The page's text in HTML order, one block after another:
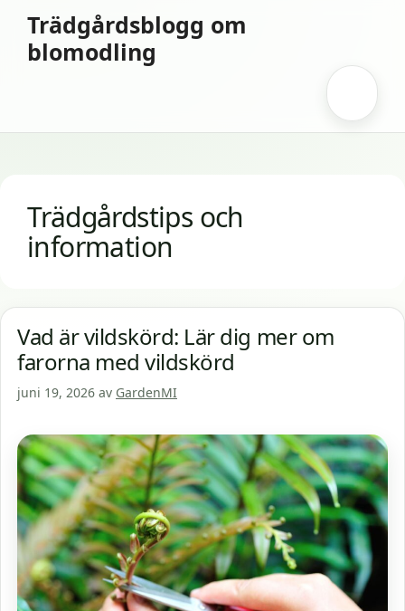
innehåll
Trädgårdsblogg om
blomodling
Trädgårdstips och
information
Vad är vildskörd: Lär dig mer om
farorna med vildskörd
juni 19, 2026 av GardenMI